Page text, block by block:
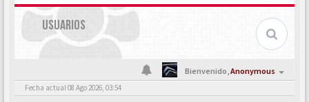
USUARIOS
Bienvenido,Anonymous
Fecha actual 08 Ago 2026, 03:54